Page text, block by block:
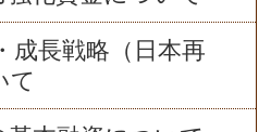
成長戦略（日本再
て